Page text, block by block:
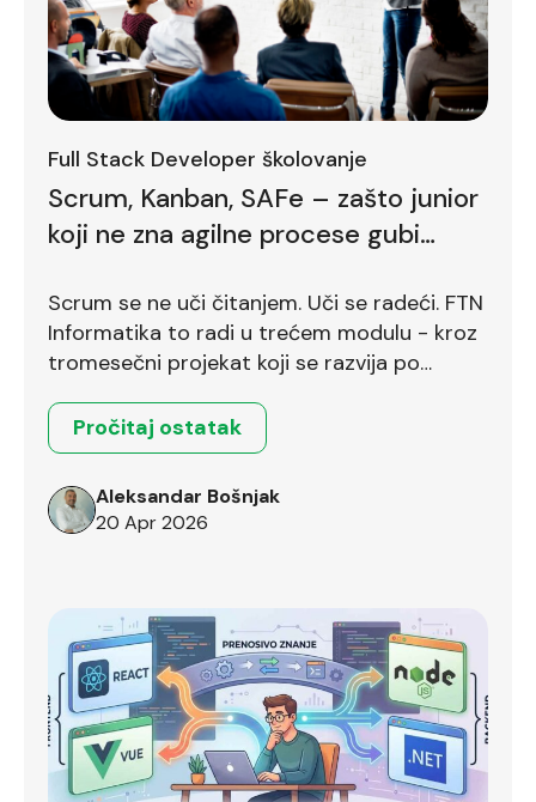
Full Stack Developer školovanje
Scrum, Kanban, SAFe – zašto junior
koji ne zna agilne procese gubi
Scrum se ne uči čitanjem. Uči se radeći. FTN
Informatika to radi u trećem modulu - kroz
tromesečni projekat koji se razvija po
Pročitaj ostatak
Aleksandar Bošnjak
20 Apr 2026